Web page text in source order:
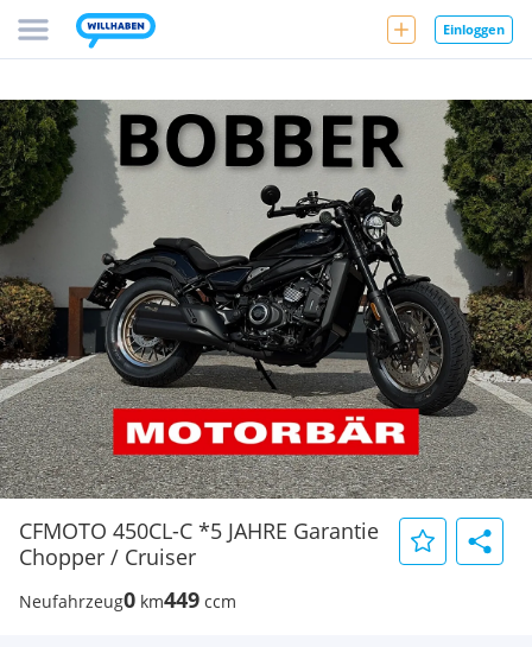
Einloggen
CFMOTO 450CL-C *5 JAHRE Garantie
Chopper / Cruiser
Neufahrzeug0 km449 ccm